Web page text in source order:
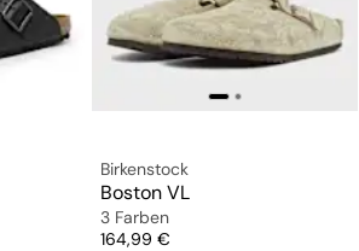
Birkenstock
Boston VL
3 Farben
Preis
164,99 €